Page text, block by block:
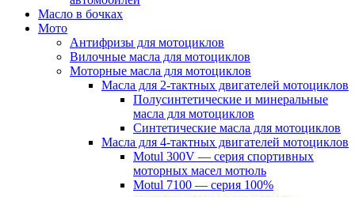
Масло в бочках
Мото
Антифризы для мотоциклов
Вилочные масла для мотоциклов
Моторные масла для мотоциклов
Масла для 2-тактных двигателей мотоциклов
Полусинтетические и минеральные
масла для мотоциклов
Синтетические масла для мотоциклов
Масла для 4-тактных двигателей мотоциклов
Motul 300V — серия спортивных
моторных масел мотюль
Motul 7100 — серия 100%